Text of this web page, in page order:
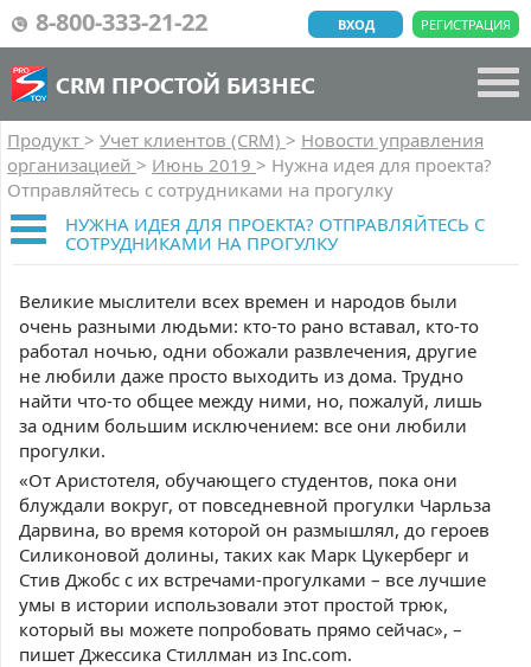
8-800-333-21-22 РЕГИСТРАЦИЯ
ВХОД
CRM ПРОСТОЙ БИЗНЕС
Продукт > Учет клиентов (CRM) > Новости управления
организацией > Июнь 2019 > Нужна идея для проекта?
Отправляйтесь с сотрудниками на прогулку
НУЖНА ИДЕЯ ДЛЯ ПРОЕКТА? ОТПРАВЛЯЙТЕСЬ С
СОТРУДНИКАМИ НА ПРОГУЛКУ
Великие мыслители всех времен и народов были
очень разными людьми: кто-то рано вставал, кто-то
работал ночью, одни обожали развлечения, другие
не любили даже просто выходить из дома. Трудно
найти что-то общее между ними, но, пожалуй, лишь
за одним большим исключением: все они любили
прогулки.
«От Аристотеля, обучающего студентов, пока они
блуждали вокруг, от повседневной прогулки Чарльза
Дарвина, во время которой он размышлял, до героев
Силиконовой долины, таких как Марк Цукерберг и
Стив Джобс с их встречами-прогулками – все лучшие
умы в истории использовали этот простой трюк,
который вы можете попробовать прямо сейчас», –
пишет Джессика Стиллман из Inc.com.